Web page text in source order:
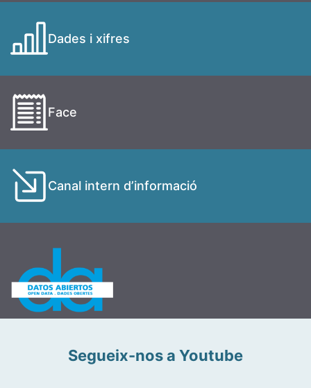
Dades i xifres
Face
Canal intern d’informació
Segueix-nos a Youtube